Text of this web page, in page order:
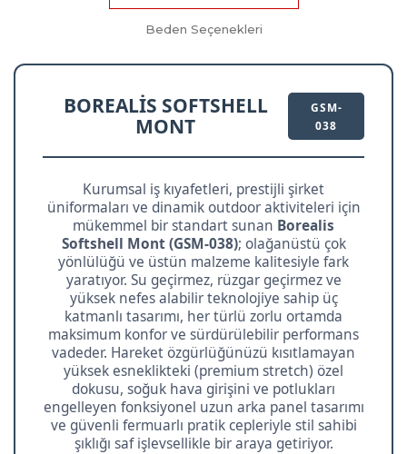
Beden Seçenekleri
BOREALIS SOFTSHELL
MONT
GSM-
038
Kurumsal iş kıyafetleri, prestijli şirket
üniformaları ve dinamik outdoor aktiviteleri için
mükemmel bir standart sunan Borealis
Softshell Mont (GSM-038); olağanüstü çok
yönlülüğü ve üstün malzeme kalitesiyle fark
yaratıyor. Su geçirmez, rüzgar geçirmez ve
yüksek nefes alabilir teknolojiye sahip üç
katmanlı tasarımı, her türlü zorlu ortamda
maksimum konfor ve sürdürülebilir performans
vadeder. Hareket özgürlüğünüzü kısıtlamayan
yüksek esneklikteki (premium stretch) özel
dokusu, soğuk hava girişini ve potlukları
engelleyen fonksiyonel uzun arka panel tasarımı
ve güvenli fermuarlı pratik cepleriyle stil sahibi
şıklığı saf işlevsellikle bir araya getiriyor.